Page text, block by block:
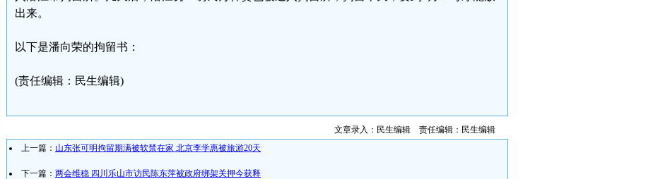
出来。
以下是潘向荣的拘留书：
(责任编辑：民生编辑)
文章录入：民生编辑 责任编辑：民生编辑
上一篇： 山东张可明拘留期满被软禁在家 北京李学惠被旅游20天
下一篇： 两会维稳 四川乐山市访民陈东萍被政府绑架关押今获释